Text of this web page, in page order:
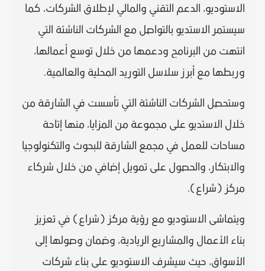
الاستوديو، الدعم التقني والمالي لإطلاق الشركات، كما
سيستمر الاستديو بالتواصل مع الشركات الناشئة التي
انتهت من البرنامج ودعمها من خلال توسع أعمالها،
وربطها مع أبرز سلاسل التوريد المحلية والعالمية.
وستحصل الشركات الناشئة التي تأسست في الشارقة من
خلال الاستديو على مجموعة من المزايا، منها إتاحة
مساحات للعمل في مجمع الشارقة للبحوث والتكنولوجيا
والابتكار، والحصول على تمويل إضافي من خلال شركاء
مركز (شراع).
ويتماشى الاستوديو مع رؤية مركز (شراع) في تعزيز
بناء الأعمال والمشاريع الريادية، وضمان وصولها إلى
الأسواق، حيث سيشرف الاستوديو على بناء شركات